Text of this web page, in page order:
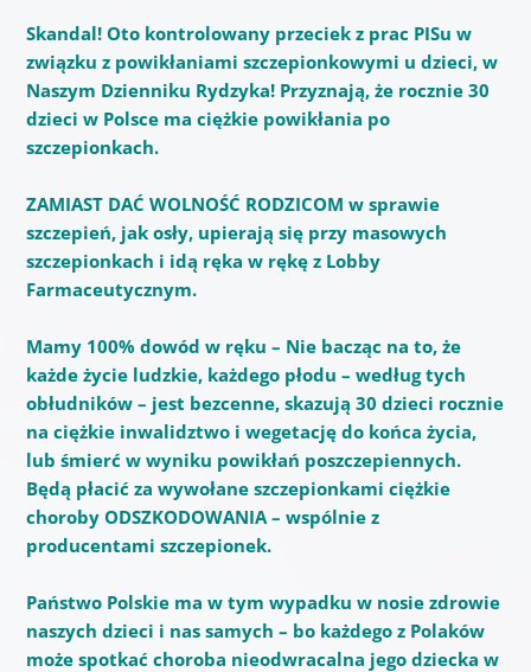
Skandal! Oto kontrolowany przeciek z prac PISu w
związku z powikłaniami szczepionkowymi u dzieci, w
Naszym Dzienniku Rydzyka! Przyznają, że rocznie 30
dzieci w Polsce ma ciężkie powikłania po
szczepionkach.
ZAMIAST DAĆ WOLNOŚĆ RODZICOM w sprawie
szczepień, jak osły, upierają się przy masowych
szczepionkach i idą ręka w rękę z Lobby
Farmaceutycznym.
Mamy 100% dowód w ręku – Nie bacząc na to, że
każde życie ludzkie, każdego płodu – według tych
obłudników – jest bezcenne, skazują 30 dzieci rocznie
na ciężkie inwalidztwo i wegetację do końca życia,
lub śmierć w wyniku powikłań poszczepiennych.
Będą płacić za wywołane szczepionkami ciężkie
choroby ODSZKODOWANIA – wspólnie z
producentami szczepionek.
Państwo Polskie ma w tym wypadku w nosie zdrowie
naszych dzieci i nas samych – bo każdego z Polaków
może spotkać choroba nieodwracalna jego dziecka w